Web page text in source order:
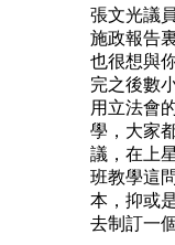
張文光議
施政報告
也很想與
完之後數
用立法會
學，大家
議，在上
班教學這
本，抑或
去制訂一